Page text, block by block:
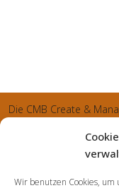
Wir benutzen Cookies,
Die CMB Create &
und sämtliche
weist nachdrücklich